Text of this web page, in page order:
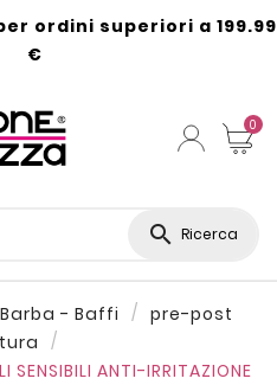
ordini superiori a 199.99
€
0
 Ricerca
Barba - Baffi
pre-post
SENSIBILI ANTI-IRRITAZIONE